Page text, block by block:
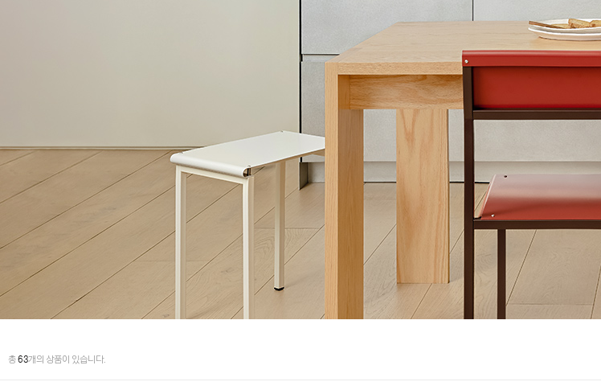
총63개의 상품이 있습니다.